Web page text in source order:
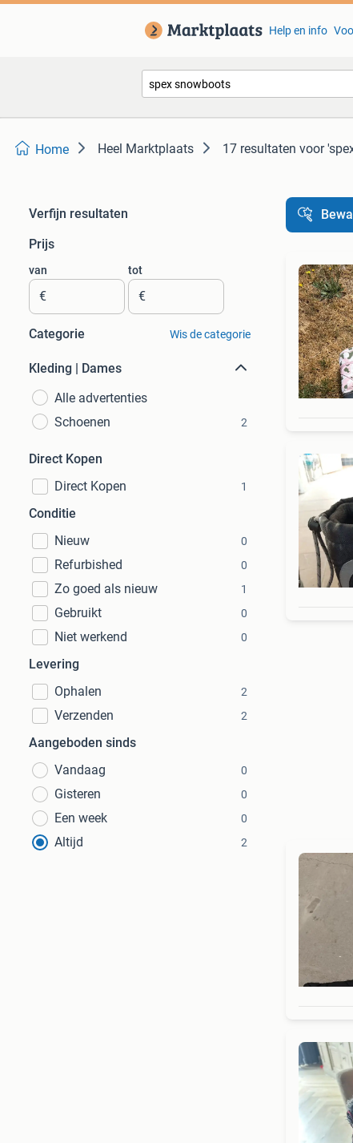
Help en info
Home Heel Marktplaats 17 resultaten voor
Verfijn resultaten
Prijs
van
€
tot
€
Categorie Wis de categorie
Kleding | Dames
Alle advertenties
Schoenen
2
Direct Kopen
Direct Kopen
1
Conditie
Nieuw
0
Refurbished 0
Zo goed als nieuw 1
Gebruikt 0
Niet werkend 0
Levering
Ophalen
2
Verzenden 2
Aangeboden sinds
Vandaag
0
Gisteren 0
Een week 0
Altijd 2